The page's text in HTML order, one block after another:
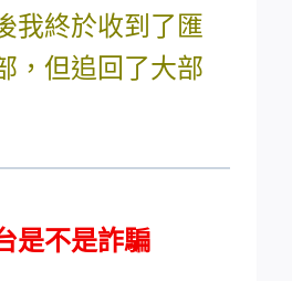
我終於收到了匯
，但追回了大部
是不是詐騙